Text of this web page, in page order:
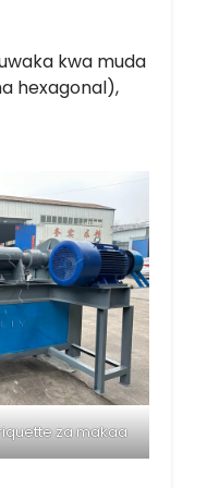
kwa muda
hexagonal),
za makaa